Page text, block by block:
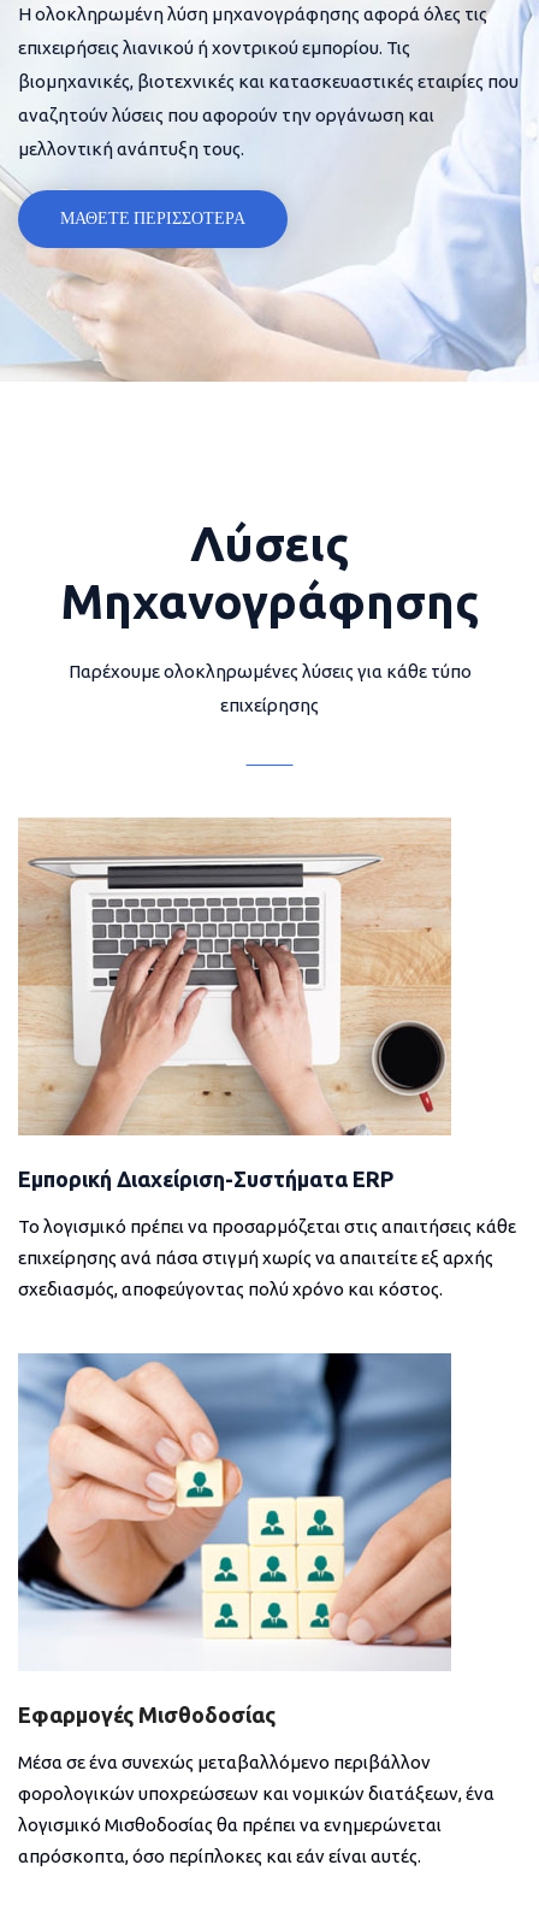
Η ολοκληρωμένη λύση μηχανογράφησης αφορά όλες τις
επιχειρήσεις λιανικού ή χοντρικού εμπορίου. Τις
βιομηχανικές, βιοτεχνικές και κατασκευαστικές εταιρίες που
αναζητούν λύσεις που αφορούν την οργάνωση και
μελλοντική ανάπτυξη τους.
ΜΑΘΕΤΕ ΠΕΡΙΣΣΟΤΕΡΑ
Λύσεις
Μηχανογράφησης
Παρέχουμε ολοκληρωμένες λύσεις για κάθε τύπο
επιχείρησης
Εμπορική Διαχείριση-Συστήματα ERP
Το λογισμικό πρέπει να προσαρμόζεται στις απαιτήσεις κάθε
επιχείρησης ανά πάσα στιγμή χωρίς να απαιτείτε εξ αρχής
σχεδιασμός, αποφεύγοντας πολύ χρόνο και κόστος.
Εφαρμογές Μισθοδοσίας
Μέσα σε ένα συνεχώς μεταβαλλόμενο περιβάλλον
φορολογικών υποχρεώσεων και νομικών διατάξεων, ένα
λογισμικό Μισθοδοσίας θα πρέπει να ενημερώνεται
απρόσκοπτα, όσο περίπλοκες και εάν είναι αυτές.